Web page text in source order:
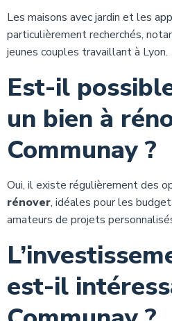
Les maisons avec jardin et les
particulièrement recherchés,
jeunes couples travaillant à Lyon.
Est-il
un bien à
Communay ?
Oui, il existe régulièrement des
rénover, idéales pour les
amateurs de projets
est-il